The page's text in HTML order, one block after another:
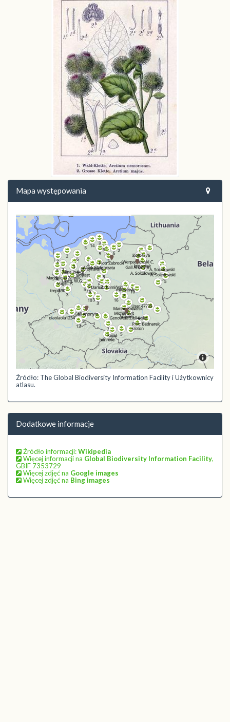
Mapa występowania
Źródło: The Global Biodiversity Information Facility i Użytkownicy
atlasu.
Dodatkowe informacje
Źródło informacji:Wikipedia
Więcej informacji na Global Biodiversity Information Facility,
GBIF 7353729
Więcej zdjęć na Google images
Więcej zdjęć na Bing images